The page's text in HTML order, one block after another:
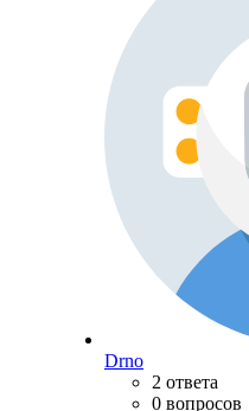
Drno
2 ответа
0 вопросов